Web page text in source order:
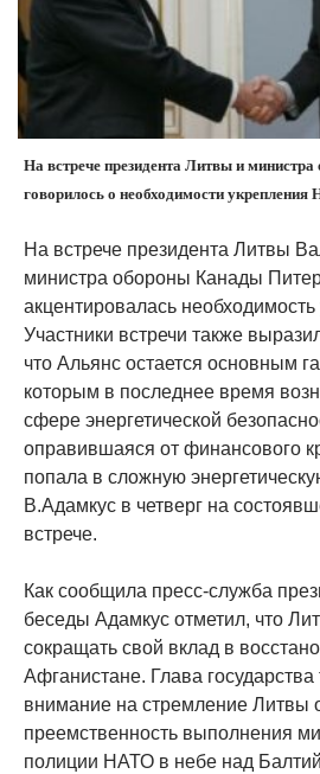
На встрече президента Литвы и
говорилось о необходимости
На встрече президента Литвы
министра обороны Канады
акцентировалась
Участники встречи также
что Альянс остается основным
которым в последнее время
сфере энергетической
оправившаяся от финансового
попала в сложную
В.Адамкус в четверг на
встрече.
Как сообщила пресс-служба
беседы Адамкус отметил, что
сокращать свой вклад в
Афганистане. Глава
внимание на стремление Литвы
преемственность выполнения
полиции НАТО в небе над